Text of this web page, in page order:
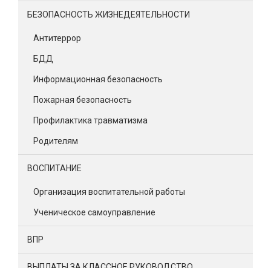
БЕЗОПАСНОСТЬ ЖИЗНЕДЕЯТЕЛЬНОСТИ
Антитеррор
БДД
Информационная безопасность
Пожарная безопасность
Профилактика травматизма
Родителям
ВОСПИТАНИЕ
Организация воспитательной работы
Ученическое самоуправление
ВПР